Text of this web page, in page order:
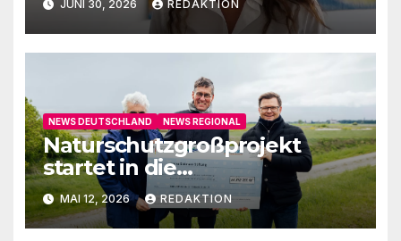
JUNI 30, 2026 REDAKTION
NEWS DEUTSCHLAND NEWS REGIONAL
Naturschutzgroßprojekt
startet in die
Umsetzungsphase
MAI 12, 2026 REDAKTION